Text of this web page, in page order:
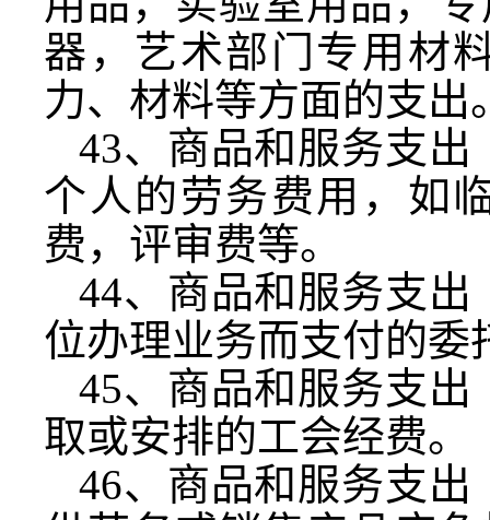
器，艺术部门专用材
力、材料等方面的支出
43、商品和服务支
个人的劳务费用，如
费，评审费等。
44、商品和服务支
位办理业务而支付的委
45、商品和服务支
取或安排的工会经费。
46、商品和服务支